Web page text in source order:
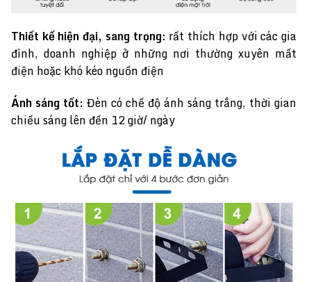
Thiết kế hiện đại, sang trọng: rất thích hợp với các gia
đình, doanh nghiệp ở những nơi thường xuyên mất
điện hoặc khó kéo nguồn điện
Ánh sáng tốt: Đèn có chế độ ánh sáng trắng, thời gian
chiếu sáng lên đến 12 giờ/ ngày